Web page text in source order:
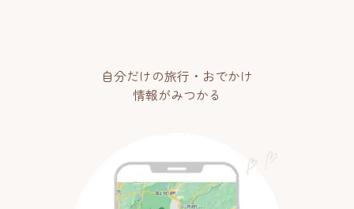
自分だけの旅行・おでかけ
情報がみつかる